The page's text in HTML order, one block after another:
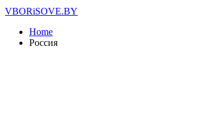
VBORiSOVE.BY
Home
Россия